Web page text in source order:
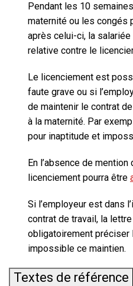
Pendant les 10
maternité ou les congés
après celui-ci, la
relative contre le
Le licenciement est
faute grave ou si
de maintenir le contrat
à la maternité. Par
pour inaptitude et
En l’absence de
licenciement pourra être
Si l’employeur est dans
contrat de travail, la
obligatoirement préciser
impossible ce maintien.
Textes de référence